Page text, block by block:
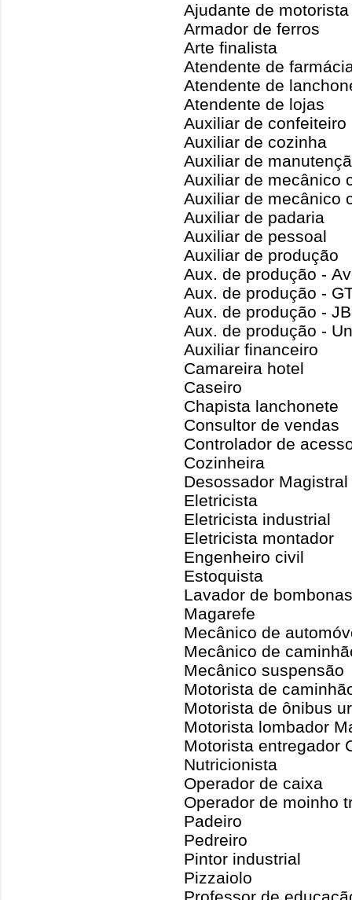
Ajudante de motorista
Armador de ferros
Arte finalista
Atendente de
Atendente de
Atendente de lojas
Auxiliar de confeiteiro
Auxiliar de cozinha
Auxiliar de
Auxiliar de mecânico
Auxiliar de mecânico
Auxiliar de padaria
Auxiliar de pessoal
Auxiliar de produção
Aux. de produção -
Aux. de produção -
Aux. de produção -
Aux. de produção -
Auxiliar financeiro
Camareira hotel
Caseiro
Chapista lanchonete
Consultor de vendas
Controlador de
Cozinheira
Desossador Magistral
Eletricista
Eletricista industrial
Eletricista montador
Engenheiro civil
Estoquista
Lavador de bombonas
Magarefe
Mecânico de
Mecânico de
Mecânico suspensão
Motorista de
Motorista de ônibus
Motorista lombador
Motorista entregador
Nutricionista
Operador de caixa
Operador de moinho
Padeiro
Pedreiro
Pintor industrial
Pizzaiolo